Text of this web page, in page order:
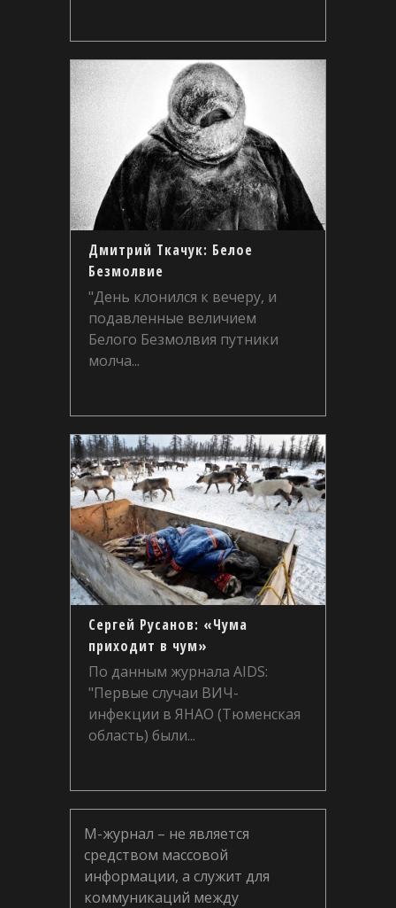
Дмитрий Ткачук: Белое
Безмолвие
"День клонился к вечеру, и
подавленные величием
Белого Безмолвия путники
молча...
Сергей Русанов: «Чума
приходит в чум»
По данным журнала AIDS:
"Первые случаи ВИЧ-
инфекции в ЯНАО (Тюменская
область) были...
М-журнал – не является
средством массовой
информации, а служит для
коммуникаций между